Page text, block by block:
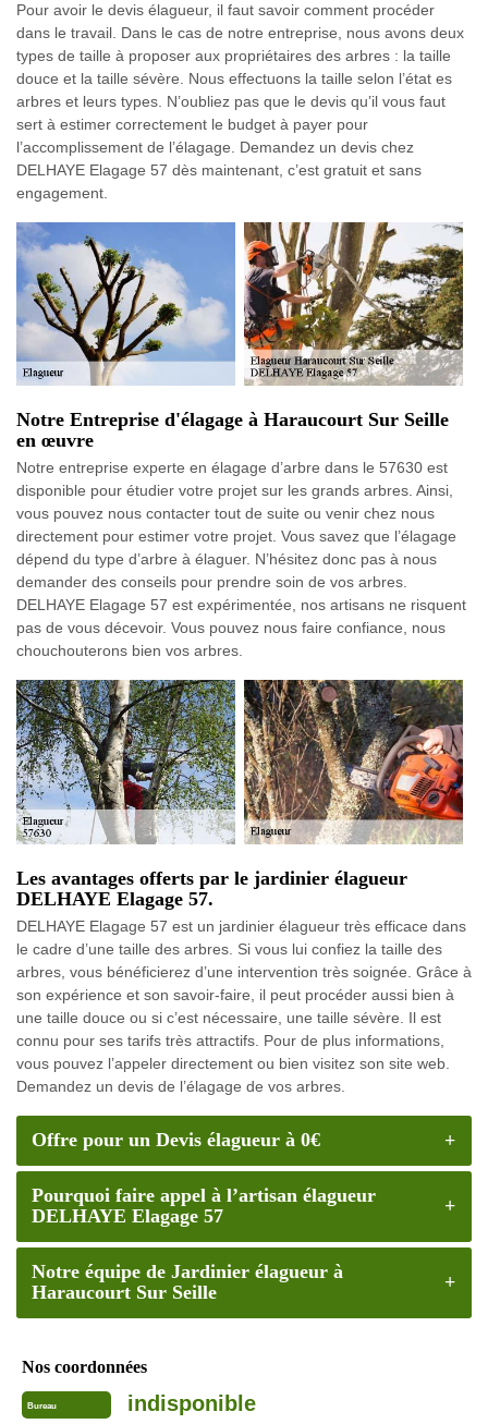
Pour avoir le devis élagueur, il faut savoir comment procéder
dans le travail. Dans le cas de notre entreprise, nous avons deux
types de taille à proposer aux propriétaires des arbres : la taille
douce et la taille sévère. Nous effectuons la taille selon l’état es
arbres et leurs types. N’oubliez pas que le devis qu’il vous faut
sert à estimer correctement le budget à payer pour
l’accomplissement de l’élagage. Demandez un devis chez
DELHAYE Elagage 57 dès maintenant, c’est gratuit et sans
engagement.
Notre Entreprise d'élagage à Haraucourt Sur Seille
en œuvre
Notre entreprise experte en élagage d’arbre dans le 57630 est
disponible pour étudier votre projet sur les grands arbres. Ainsi,
vous pouvez nous contacter tout de suite ou venir chez nous
directement pour estimer votre projet. Vous savez que l’élagage
dépend du type d’arbre à élaguer. N’hésitez donc pas à nous
demander des conseils pour prendre soin de vos arbres.
DELHAYE Elagage 57 est expérimentée, nos artisans ne risquent
pas de vous décevoir. Vous pouvez nous faire confiance, nous
chouchouterons bien vos arbres.
Les avantages offerts par le jardinier élagueur
DELHAYE Elagage 57.
DELHAYE Elagage 57 est un jardinier élagueur très efficace dans
le cadre d’une taille des arbres. Si vous lui confiez la taille des
arbres, vous bénéficierez d’une intervention très soignée. Grâce à
son expérience et son savoir-faire, il peut procéder aussi bien à
une taille douce ou si c’est nécessaire, une taille sévère. Il est
connu pour ses tarifs très attractifs. Pour de plus informations,
vous pouvez l’appeler directement ou bien visitez son site web.
Demandez un devis de l’élagage de vos arbres.
Offre pour un Devis élagueur à 0€
Pourquoi faire appel à l’artisan élagueur
DELHAYE Elagage 57
Notre équipe de Jardinier élagueur à
Haraucourt Sur Seille
Nos coordonnées
Bureau indisponible